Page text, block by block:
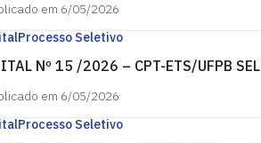
em 6/05/2026
Processo Seletivo
Nº 15 /2026 – CPT-ETS/UFPB
em 6/05/2026
Processo Seletivo